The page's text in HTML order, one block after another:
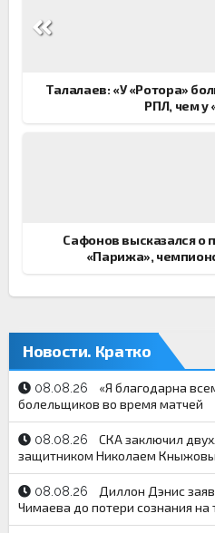
по
Талалаев: «У «Ротора»
РПЛ, чем у
Сафонов высказался о
«Парижа»,
Новости. Кратко
08.08.26
«Я благодарна
болельщиков во время матчей
08.08.26
СКА заключил
защитником Николаем
08.08.26
Диллон Дэнис
Чимаева до потери сознания на